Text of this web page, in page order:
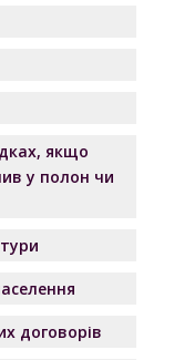
якщо
у полон чи
договорів